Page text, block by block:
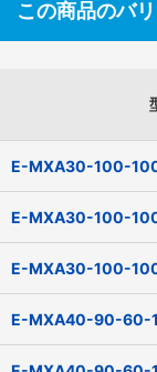
この商品のバ
E-MXA30-100-
E-MXA30-100-
E-MXA30-100-
E-MXA40-90-60-